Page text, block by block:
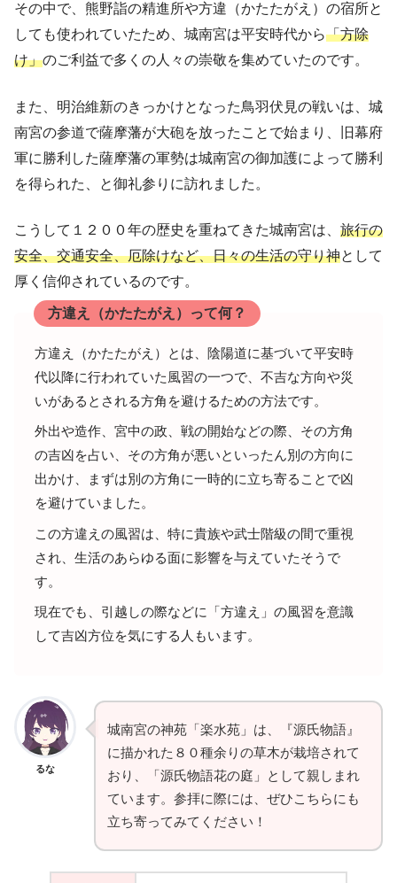
その中で、熊野詣の精進所や方違（かたたがえ）の宿所と
しても使われていたため、城南宮は平安時代から「方除
け」のご利益で多くの人々の崇敬を集めていたのです。
また、明治維新のきっかけとなった鳥羽伏見の戦いは、城
南宮の参道で薩摩藩が大砲を放ったことで始まり、旧幕府
軍に勝利した薩摩藩の軍勢は城南宮の御加護によって勝利
を得られた、と御礼参りに訪れました。
こうして１２００年の歴史を重ねてきた城南宮は、 旅行の
安全、交通安全、厄除けなど、日々の生活の守り神として
厚く信仰されているのです。
方違え（かたたがえ）って何？
方違え（かたたがえ）とは、陰陽道に基づいて平安時
代以降に行われていた風習の一つで、不吉な方向や災
いがあるとされる方角を避けるための方法です。
外出や造作、宮中の政、戦の開始などの際、その方角
の吉凶を占い、その方角が悪いといったん別の方向に
出かけ、まずは別の方角に一時的に立ち寄ることで凶
を避けていました。
この方違えの風習は、特に貴族や武士階級の間で重視
され、生活のあらゆる面に影響を与えていたそうで
す。
現在でも、引越しの際などに「方違え」の風習を意識
して吉凶方位を気にする人もいます。
るな
城南宮の神苑「楽水苑」は、『源氏物語』
に描かれた８０種余りの草木が栽培されて
おり、「源氏物語花の庭」として親しまれ
ています。参拝に際には、ぜひこちらにも
立ち寄ってみてください！